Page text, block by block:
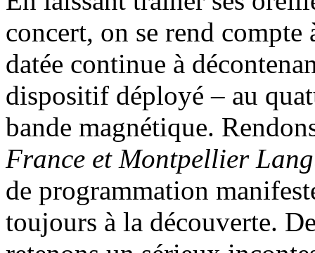
concert, on se rend
datée continue à
dispositif déployé – au
bande magnétique.
France et Montpellier
de programmation
toujours à la découverte.